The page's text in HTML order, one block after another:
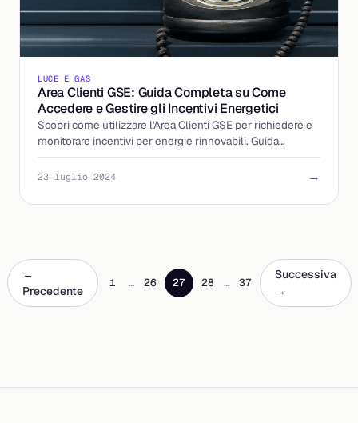
LUCE E GAS
Area Clienti GSE: Guida Completa su Come
Accedere e Gestire gli Incentivi Energetici
Scopri come utilizzare l'Area Clienti GSE per richiedere e
monitorare incentivi per energie rinnovabili. Guida
completa per cittadini, aziende e istituzioni.
23 luglio 2024 →
←
Precedente
1 … 26 27 28 … 37
Successiva
→